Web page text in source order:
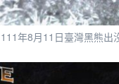
111年8月11日臺灣黑熊出